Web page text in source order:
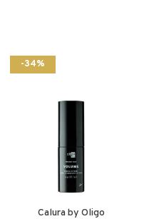
-34%
Calura by Oligo